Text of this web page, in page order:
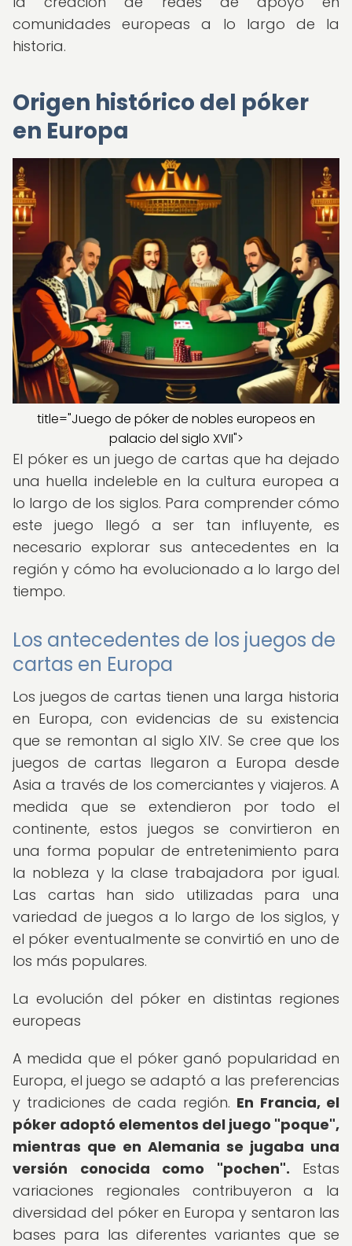
comunidades europeas a lo largo de la
historia.
Origen histórico del póker
en Europa
title="Juego de póker de nobles europeos en
palacio del siglo XVII">
El póker es un juego de cartas que ha dejado
una huella indeleble en la cultura europea a
lo largo de los siglos. Para comprender cómo
este juego llegó a ser tan influyente, es
necesario explorar sus antecedentes en la
región y cómo ha evolucionado a lo largo del
tiempo.
Los antecedentes de los juegos de
cartas en Europa
Los juegos de cartas tienen una larga historia
en Europa, con evidencias de su existencia
que se remontan al siglo XIV. Se cree que los
juegos de cartas llegaron a Europa desde
Asia a través de los comerciantes y viajeros. A
medida que se extendieron por todo el
continente, estos juegos se convirtieron en
una forma popular de entretenimiento para
la nobleza y la clase trabajadora por igual.
Las cartas han sido utilizadas para una
variedad de juegos a lo largo de los siglos, y
el póker eventualmente se convirtió en uno de
los más populares.
La evolución del póker en distintas regiones
europeas
A medida que el póker ganó popularidad en
Europa, el juego se adaptó a las preferencias
y tradiciones de cada región. En Francia, el
póker adoptó elementos del juego "poque",
mientras que en Alemania se jugaba una
versión conocida como "pochen". Estas
variaciones regionales contribuyeron a la
diversidad del póker en Europa y sentaron las
bases para las diferentes variantes que se